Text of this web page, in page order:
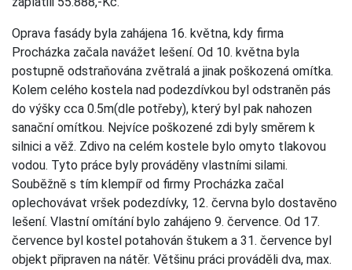
Oprava fasády byla zahájena 16. května, kdy firma
Procházka začala navážet lešení. Od 10. května byla
postupně odstraňována zvětralá a jinak poškozená omítka.
Kolem celého kostela nad podezdívkou byl odstraněn pás
do výšky cca 0.5m(dle potřeby), který byl pak nahozen
sanační omítkou. Nejvíce poškozené zdi byly směrem k
silnici a věž. Zdivo na celém kostele bylo omyto tlakovou
vodou. Tyto práce byly prováděny vlastními silami.
Souběžně s tím klempíř od firmy Procházka začal
oplechovávat vršek podezdívky, 12. června bylo dostavěno
lešení. Vlastní omítání bylo zahájeno 9. července. Od 17.
července byl kostel potahován štukem a 31. července byl
objekt připraven na nátěr. Většinu práci prováděli dva, max.